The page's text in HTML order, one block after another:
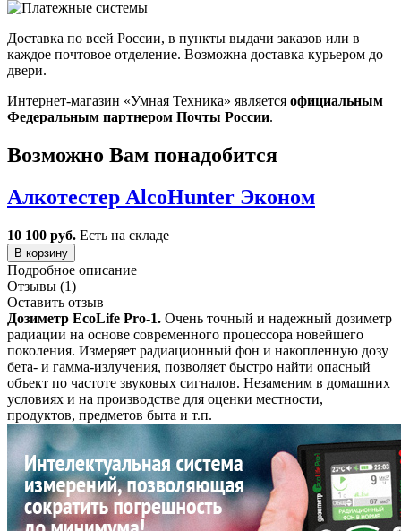
Доставка по всей России, в пункты выдачи заказов или в
каждое почтовое отделение. Возможна доставка курьером до
двери.
Интернет-магазин «Умная Техника» является официальным
Федеральным партнером Почты России.
Возможно Вам понадобится
Алкотестер AlcoHunter Эконом
10 100 руб. Есть на складе
В корзину
Подробное описание
Отзывы (1)
Оставить отзыв
Дозиметр EcoLife Pro-1. Очень точный и надежный дозиметр
радиации на основе современного процессора новейшего
поколения. Измеряет радиационный фон и накопленную дозу
бета- и гамма-излучения, позволяет быстро найти опасный
объект по частоте звуковых сигналов. Незаменим в домашних
условиях и на производстве для оценки местности,
продуктов, предметов быта и т.п.